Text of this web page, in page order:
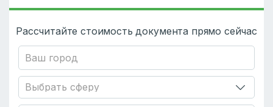
Рассчитайте стоимость документа прямо сейчас